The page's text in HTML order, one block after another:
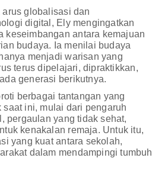
globalisasi dan
digital, Ely mengingatkan
keseimbangan antara kemajuan
budaya. Ia menilai budaya
menjadi warisan yang
terus dipelajari, dipraktikkan,
generasi berikutnya.
berbagai tantangan yang
ini, mulai dari pengaruh
pergaulan yang tidak sehat,
kenakalan remaja. Untuk itu,
yang kuat antara sekolah,
dalam mendampingi tumbuh